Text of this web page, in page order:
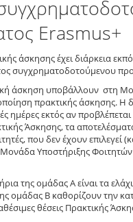
Erasmus+
άσκησης έχει διάρκεια
συγχρηματοδοτούμενου
άσκηση υποβάλλουν στη
πρακτικής άσκησης. Η
ημέρες εκτός αν
Άσκησης, τα
που δεν έχουν επιλεγεί
Υποστήριξης
της ομάδας Α είναι τα
ομάδας Β καθορίζουν την
θέσεις Πρακτικής